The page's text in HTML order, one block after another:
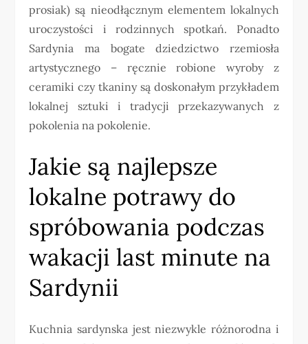
prosiak) są nieodłącznym elementem lokalnych
uroczystości i rodzinnych spotkań. Ponadto
Sardynia ma bogate dziedzictwo rzemiosła
artystycznego – ręcznie robione wyroby z
ceramiki czy tkaniny są doskonałym przykładem
lokalnej sztuki i tradycji przekazywanych z
pokolenia na pokolenie.
Jakie są najlepsze
lokalne potrawy do
spróbowania podczas
wakacji last minute na
Sardynii
Kuchnia sardynska jest niezwykle różnorodna i